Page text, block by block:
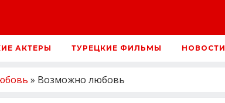
АКТЕРЫ ТУРЕЦКИЕ ФИЛЬМЫ НОВОСТИ
» Возможно любовь